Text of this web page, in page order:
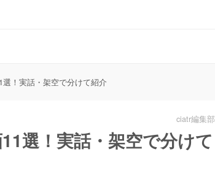
！実話・架空で分けて紹介
ciatr編集部
選！実話・架空で分けて